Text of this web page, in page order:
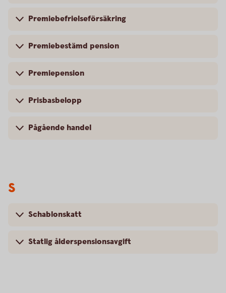
Premiebefrielseförsäkring
Premiebestämd pension
Premiepension
Prisbasbelopp
Pågående handel
S
Schablonskatt
Statlig ålderspensionsavgift